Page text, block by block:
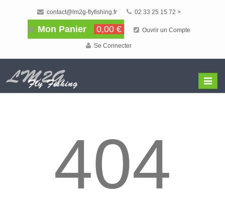
contact@lm2g-flyfishing.fr 02 33 25 15 72 >
Mon Panier 0,00 € Ouvrir un Compte
Se Connecter
Menu
404